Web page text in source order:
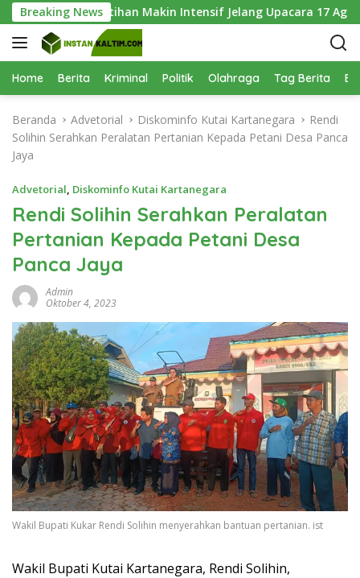
a
g
u
Breaking News
Latihan Makin Intensif Jelang Upacara 17 Agustus
Home Berita Kriminal Politik Olahraga Tag Berita
Beranda Advetorial Diskominfo Kutai Kartanegara
Rendi
Solihin Serahkan Peralatan Pertanian Kepada Petani Desa Panca
Jaya
Advetorial, Diskominfo Kutai Kartanegara
Rendi Solihin Serahkan Peralatan
Pertanian Kepada Petani Desa
Panca Jaya
Admin
Oktober 4, 2023
Wakil Bupati Kukar Rendi Solihin menyerahkan bantuan pertanian. ist
Wakil Bupati Kutai Kartanegara, Rendi Solihin,